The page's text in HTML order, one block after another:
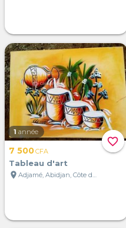
favorite_border
1 année
7 500CFA
Tableau d'art
location_on
Adjamé, Abidjan, Côte d'Ivoire